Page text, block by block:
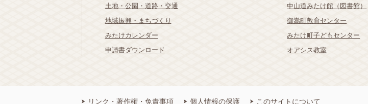
土地・公園・道路・交通
地域振興・まちづくり
みたけカレンダー
申請書ダウンロード
中山道みたけ館（図書館）
御嵩町教育センター
みたけ町子どもセンター
オアシス教室
リンク・著作権・免責事項 個人情報の保護 このサイトについて